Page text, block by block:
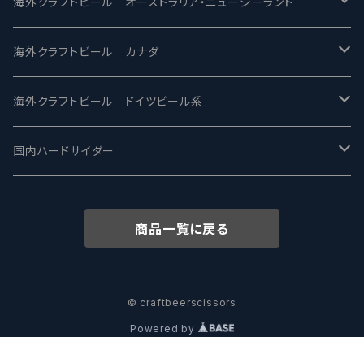
忽布古丹醸造 - HOP KOTAN
ワイマーケットブルーイング Y.Market Brewing
志賀高原ビール - SIGAKOGEN
箕面ビール - MINOH BEER
サンクトガーレン - Sankt Gallen
Fair State フェアステイト
Lagunitas ラグニタス
FirestoneWalker ファイアストーン
Mikkeller ミッケラー
Hop Nation ホップネーション
ワイルドチャイルド - Wilde Child
BrewDog Brewery - ブリュードッグ
The Flying Inn / ザ フライイング イン
Lambiek Fabriek - ファブリーク
Heart Of Darkness - ハートオブダークネス
Carbon brews -カーボン
TAIHU - タイフー
Behemoth - ベヒーモス
ROCKY RIDGE - ロッキーリッジ
BODRIGGY BREWING ボッドリッジー
CO-CONSPIRATORS コ・コンスピレーターズ
Deep Creek Brewing Co.
8 Wired エイトワイアード
海外クラフトビール カナダ
Jackie O's ジャッキーオーズ
Westbrook ウェストブルック
Strathcona ストラスコナ
ODIN BREWING オディン
海外クラフトビール ドイツビール系
Karmeliten カーメリテン
Früh フリュー
国内ハードサイダー
商品一覧に戻る
© craftbeerscissors
Powered by